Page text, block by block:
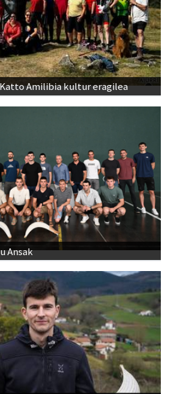
Amilibia kultur eragilea
Ansak